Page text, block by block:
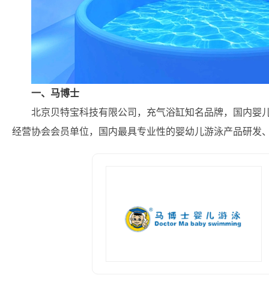
一、马博士
北京贝特宝科技有限公司，充气浴缸知名品牌，国内婴
经营协会会员单位，国内最具专业性的婴幼儿游泳产品研发